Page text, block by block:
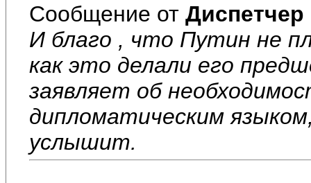
Сообщение от Диспетчер
И благо , что Путин не
как это делали его
заявляет об
дипломатическим
услышит.